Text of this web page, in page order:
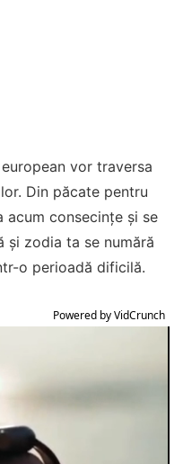
vor traversa
Din păcate pentru
consecințe și se
și zodia ta se numără
o perioadă dificilă.
Powered by VidCrunch